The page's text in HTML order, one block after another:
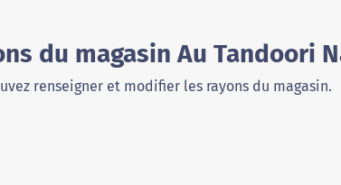
du magasin Au Tandoori
renseigner et modifier les rayons du magasin.